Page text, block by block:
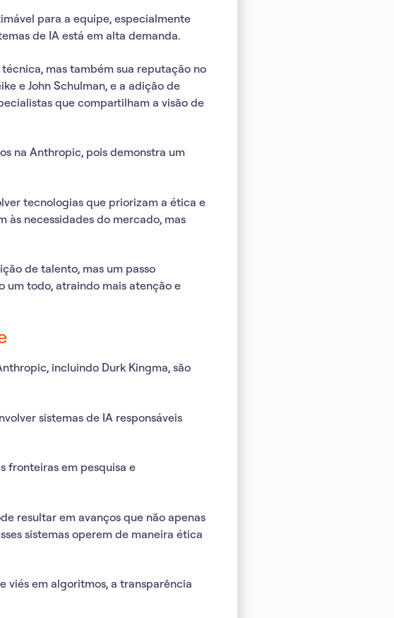
para a equipe, especialmente
de IA está em alta demanda.
mas também sua reputação no
e John Schulman, e a adição de
que compartilham a visão de
na Anthropic, pois demonstra um
tecnologias que priorizam a ética e
às necessidades do mercado, mas
de talento, mas um passo
um todo, atraindo mais atenção e
incluindo Durk Kingma, são
sistemas de IA responsáveis
fronteiras em pesquisa e
resultar em avanços que não apenas
sistemas operem de maneira ética
viés em algoritmos, a transparência